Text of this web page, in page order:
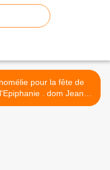
homélie pour la fête de
l'Epiphanie . dom Jean
Pateau père abbé de